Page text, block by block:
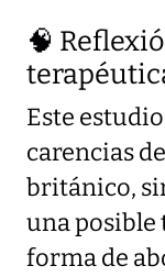
🧠
Este
carencias
británico,
una
forma de